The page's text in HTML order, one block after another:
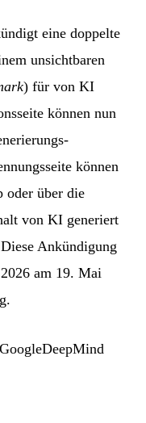
eine doppelte
unsichtbaren
) für von KI
können nun
können
oder über die
von KI generiert
Ankündigung
am 19. Mai